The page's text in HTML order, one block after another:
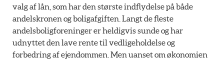
valg af lån, som har den største indflydelse på både
andelskronen og boligafgiften. Langt de fleste
andelsboligforeninger er heldigvis sunde og har
udnyttet den lave rente til vedligeholdelse og
forbedring af ejendommen. Men uanset om økonomien